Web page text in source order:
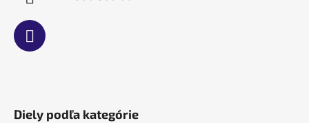
Diely podľa kategórie